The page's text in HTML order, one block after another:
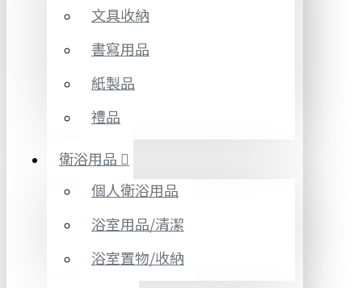
文具收納
書寫用品
紙製品
禮品
衛浴用品
個人衛浴用品
浴室用品/清潔
浴室置物/收納